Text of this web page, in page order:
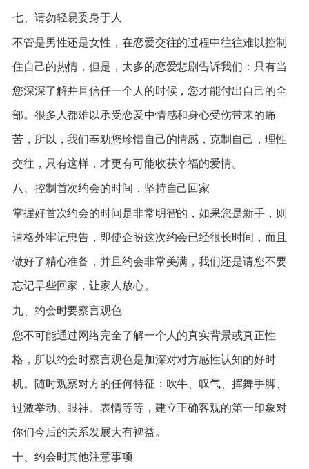
七、请勿轻易委身于人
不管是男性还是女性，在恋爱交往的过程中往往难以控制
住自己的热情，但是，太多的恋爱悲剧告诉我们：只有当
您深深了解并且信任一个人的时候，您才能付出自己的全
部。很多人都难以承受恋爱中情感和身心受伤带来的痛
苦，所以，我们奉劝您珍惜自己的情感，克制自己，理性
交往，只有这样，才更有可能收获幸福的爱情。
八、控制首次约会的时间，坚持自己回家
掌握好首次约会的时间是非常明智的，如果您是新手，则
请格外牢记忠告，即使企盼这次约会已经很长时间，而且
做好了精心准备，并且约会非常美满，我们还是请您不要
忘记早些回家，让家人放心。
九、约会时要察言观色
您不可能通过网络完全了解一个人的真实背景或真正性
格，所以约会时察言观色是加深对对方感性认知的好时
机。随时观察对方的任何特征：吹牛、叹气、挥舞手脚、
过激举动、眼神、表情等等，建立正确客观的第一印象对
你们今后的关系发展大有裨益。
十、约会时其他注意事项